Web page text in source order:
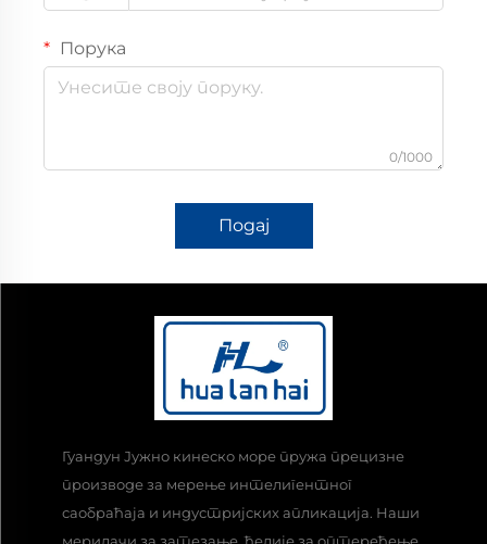
Порука
0/1000
Подај
Гуандун Јужно кинеско море пружа прецизне
производе за мерење интелигентног
саобраћаја и индустријских апликација. Наши